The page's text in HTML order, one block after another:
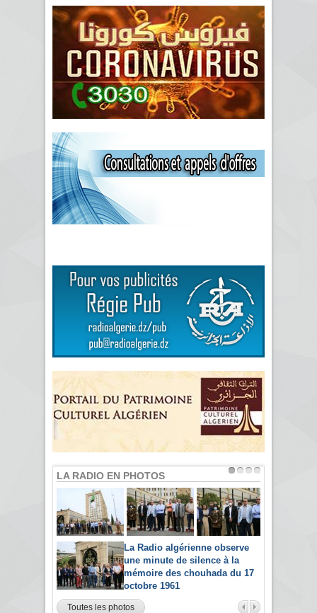
LA RADIO EN PHOTOS
La Radio algérienne observe
une minute de silence à la
mémoire des chouhada du 17
octobre 1961
Toutes les photos